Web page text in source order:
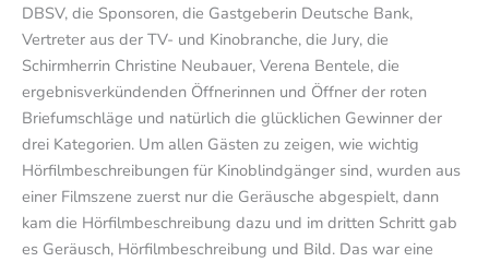
DBSV, die Sponsoren, die Gastgeberin Deutsche Bank,
Vertreter aus der TV- und Kinobranche, die Jury, die
Schirmherrin Christine Neubauer, Verena Bentele, die
ergebnisverkündenden Öffnerinnen und Öffner der roten
Briefumschläge und natürlich die glücklichen Gewinner der
drei Kategorien. Um allen Gästen zu zeigen, wie wichtig
Hörfilmbeschreibungen für Kinoblindgänger sind, wurden aus
einer Filmszene zuerst nur die Geräusche abgespielt, dann
kam die Hörfilmbeschreibung dazu und im dritten Schritt gab
es Geräusch, Hörfilmbeschreibung und Bild. Das war eine